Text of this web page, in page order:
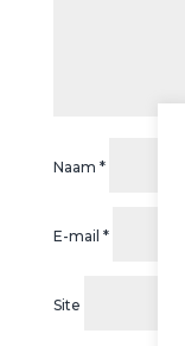
Naam *
E-mail *
Site